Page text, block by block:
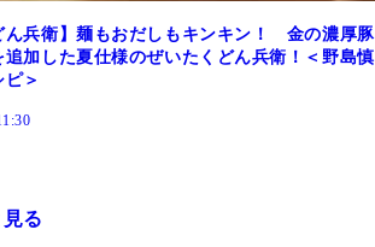
ん兵衛】麺もおだしもキンキン！ 金の濃厚豚
追加した夏仕様のぜいたくどん兵衛！＜野島慎
＞
る